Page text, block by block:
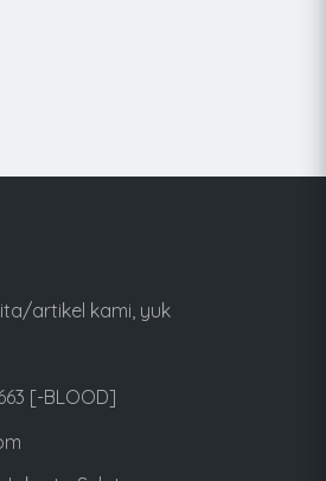
artikel kami, yuk
[-BLOOD]